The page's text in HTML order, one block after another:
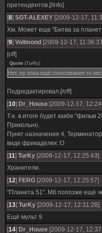
претендентов.[/info]
[8] SGT-ALEXEY [2009-12-17,
Хм. Может еще "Битва за
[9] Vollmond [2009-12-17,
[off]
Quote (TurKy)
Нет, ну пока ещё голосования то
Подредактировал.[/off]
[10] Dr_House [2009-12-17,
Т.е. в итоге будет какбе "фильм
Прикольно.
Пункт назначения 4,
виде фрикаделек :О
[11] TurKy [2009-12-17, 12:25:43]
Хранители.
[12] FERG [2009-12-17, 12:25:57]
"Планета 51". Мб попозже ещё
[13] TurKy [2009-12-17, 12:31:28]
Ещё мульт 9
[14] Dr_House [2009-12-17,